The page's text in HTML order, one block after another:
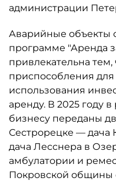
администрации
Аварийные объекты
программе "Аренда
привлекательна
приспособления
использования
аренду. В 2025 году
бизнесу переданы
Сестрорецке — дача
дача Лесснера в
амбулатории и
Покровской общины